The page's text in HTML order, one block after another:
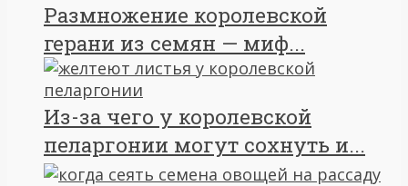
Размножение королевской
герани из семян — миф...
Из-за чего у королевской
пеларгонии могут сохнуть и...